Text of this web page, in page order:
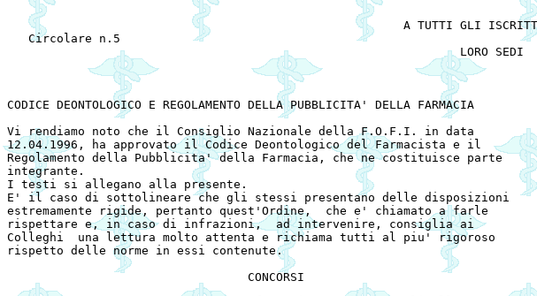
							A TUTTI GLI ISCRITTI
   Circolare n.5
								LORO SEDI
CODICE DEONTOLOGICO E REGOLAMENTO DELLA PUBBLICITA' DELLA FARMACIA
Vi rendiamo noto che il Consiglio Nazionale della F.O.F.I. in data
12.04.1996, ha approvato il Codice Deontologico del Farmacista e il
Regolamento della Pubblicita' della Farmacia, che ne costituisce parte
integrante.
I testi si allegano alla presente.
E' il caso di sottolineare che gli stessi presentano delle disposizioni
estremamente rigide, pertanto quest'Ordine,  che e' chiamato a farle
rispettare e, in caso di infrazioni,  ad intervenire, consiglia ai
Colleghi  una lettura molto attenta e richiama tutti al piu' rigoroso
rispetto delle norme in essi contenute.
				  CONCORSI